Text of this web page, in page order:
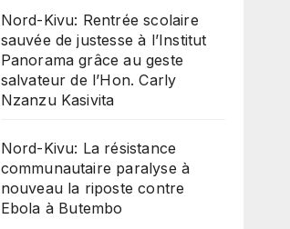
Nord-Kivu: Rentrée scolaire
sauvée de justesse à l’Institut
Panorama grâce au geste
salvateur de l’Hon. Carly
Nzanzu Kasivita
Nord-Kivu: La résistance
communautaire paralyse à
nouveau la riposte contre
Ebola à Butembo